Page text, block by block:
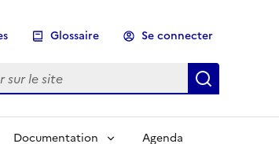
Glossaire Se connecter
le site
Documentation Agenda